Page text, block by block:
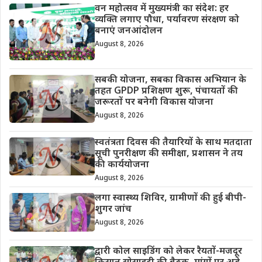
वन महोत्सव में मुख्यमंत्री का संदेश: हर
व्यक्ति लगाए पौधा, पर्यावरण संरक्षण को
बनाएं जनआंदोलन
August 8, 2026
सबकी योजना, सबका विकास अभियान के
तहत GPDP प्रशिक्षण शुरू, पंचायतों की
जरूरतों पर बनेगी विकास योजना
August 8, 2026
स्वतंत्रता दिवस की तैयारियों के साथ मतदाता
सूची पुनरीक्षण की समीक्षा, प्रशासन ने तय
की कार्ययोजना
August 8, 2026
लगा स्वास्थ्य शिविर, ग्रामीणों की हुई बीपी-
शुगर जांच
August 8, 2026
द्वारी कोल साइडिंग को लेकर रैयतों-मजदूर